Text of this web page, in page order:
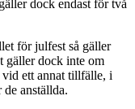
dock endast för två
för julfest så gäller
gäller dock inte om
ett annat tillfälle, i
anställda.